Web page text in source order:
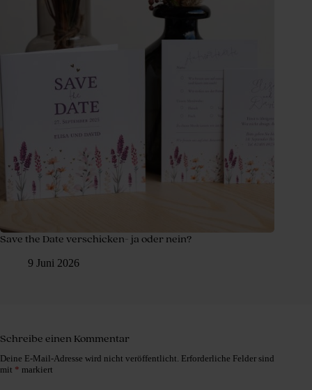
Save the Date verschicken- ja oder nein?
9 Juni 2026
Schreibe einen Kommentar
Deine E-Mail-Adresse wird nicht veröffentlicht. Erforderliche Felder sind
mit * markiert